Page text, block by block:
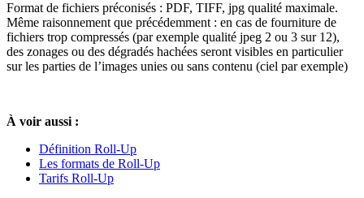
Format de fichiers préconisés : PDF, TIFF, jpg qualité maximale.
Même raisonnement que précédemment : en cas de fourniture de
fichiers trop compressés (par exemple qualité jpeg 2 ou 3 sur 12),
des zonages ou des dégradés hachées seront visibles en particulier
sur les parties de l’images unies ou sans contenu (ciel par exemple)
À voir aussi :
Définition Roll-Up
Les formats de Roll-Up
Tarifs Roll-Up